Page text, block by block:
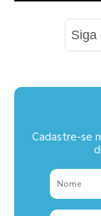
Siga
Cadastre-se